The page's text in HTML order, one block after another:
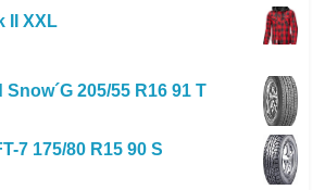
II XXL
205/55 R16 91 T
7 175/80 R15 90 S